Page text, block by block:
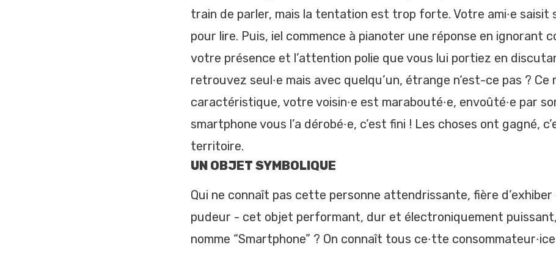
train de parler, mais la tentation est trop forte. Votre ami·e saisit
pour lire. Puis, iel commence à pianoter une réponse en ignorant
votre présence et l’attention polie que vous lui portiez en
retrouvez seul·e mais avec quelqu’un, étrange n‘est-ce pas ? Ce
caractéristique, votre voisin·e est marabouté·e, envoûté·e par
smartphone vous l’a dérobé·e, c’est fini ! Les choses ont gagné,
territoire.
UN OBJET SYMBOLIQUE
Qui ne connaît pas cette personne attendrissante, fière d’exhiber
pudeur - cet objet performant, dur et électroniquement puissant,
nomme “Smartphone” ? On connaît tous ce·tte